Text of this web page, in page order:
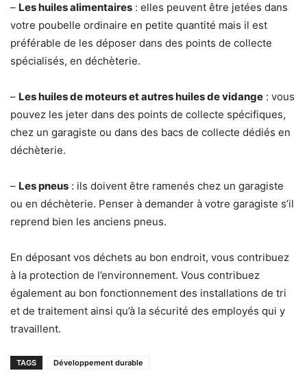
– Les huiles alimentaires : elles peuvent être jetées dans
votre poubelle ordinaire en petite quantité mais il est
préférable de les déposer dans des points de collecte
spécialisés, en déchèterie.
– Les huiles de moteurs et autres huiles de vidange : vous
pouvez les jeter dans des points de collecte spécifiques,
chez un garagiste ou dans des bacs de collecte dédiés en
déchèterie.
– Les pneus : ils doivent être ramenés chez un garagiste
ou en déchèterie. Penser à demander à votre garagiste s’il
reprend bien les anciens pneus.
En déposant vos déchets au bon endroit, vous contribuez
à la protection de l’environnement. Vous contribuez
également au bon fonctionnement des installations de tri
et de traitement ainsi qu’à la sécurité des employés qui y
travaillent.
TAGS Développement durable